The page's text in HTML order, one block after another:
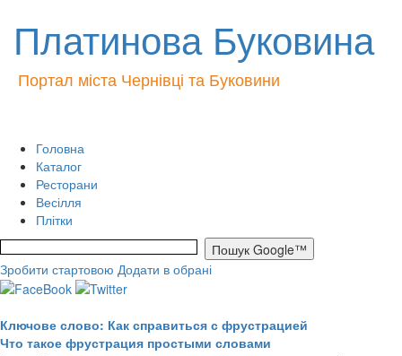
Платинова Буковина
Портал міста Чернівці та Буковини
Головна
Каталог
Ресторани
Весілля
Плітки
Зробити стартовою Додати в обрані
Ключове слово: Как справиться с фрустрацией
Что такое фрустрация простыми словами